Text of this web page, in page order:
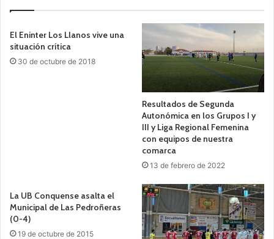
El Eninter Los Llanos vive una
situación crítica
30 de octubre de 2018
Resultados de Segunda
Autonómica en los Grupos I y
III y Liga Regional Femenina
con equipos de nuestra
comarca
13 de febrero de 2022
La UB Conquense asalta el
Municipal de Las Pedroñeras
(0-4)
19 de octubre de 2015